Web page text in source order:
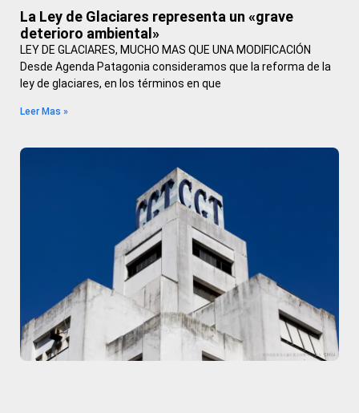
La Ley de Glaciares representa un «grave
deterioro ambiental»
LEY DE GLACIARES, MUCHO MAS QUE UNA MODIFICACIÓN
Desde Agenda Patagonia consideramos que la reforma de la
ley de glaciares, en los términos en que
Leer Mas »